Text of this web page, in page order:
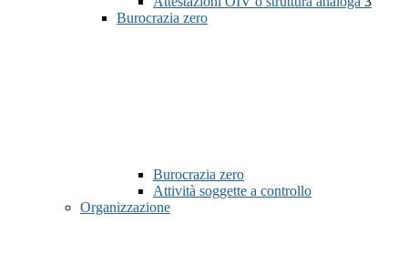
Burocrazia zero
Burocrazia zero
Attività soggette a controllo
Organizzazione